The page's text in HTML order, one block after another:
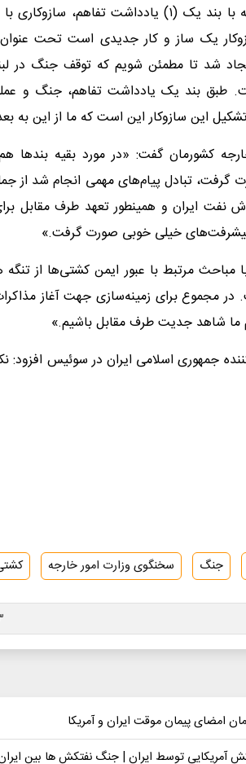
عنوان کرد: یکی در رابطه با بند یک (۱)
یک ساز و کار جدیدی است تحت عنوان
شد تا مطمئن شویم که توقف جنگ در
طبق بند یک یادداشت تفاهم، جنگ و
این سازوکار این است که ما از این به
کشورمان گفت: «در مورد بقیه بندها
نفت ایران و همینطور تعهد طرف مقابل
پیشرفت‌های خیلی خوبی صورت گرفت.»
مباحث مرتبط با عبور ایمن کشتی‌ها از
مجموع برای زمینه‌سازی جهت آغاز
ما شاهد جدیت طرف مقابل باشیم.»
جمهوری اسلامی ایران در سوئیس افزود:
جنگ سخنگوی وزارت امور خارجه
امضای پیمان موقت ایران و آمریکا
آمریکایی توسط ایران | جنگ نفتکش ها بین ایران